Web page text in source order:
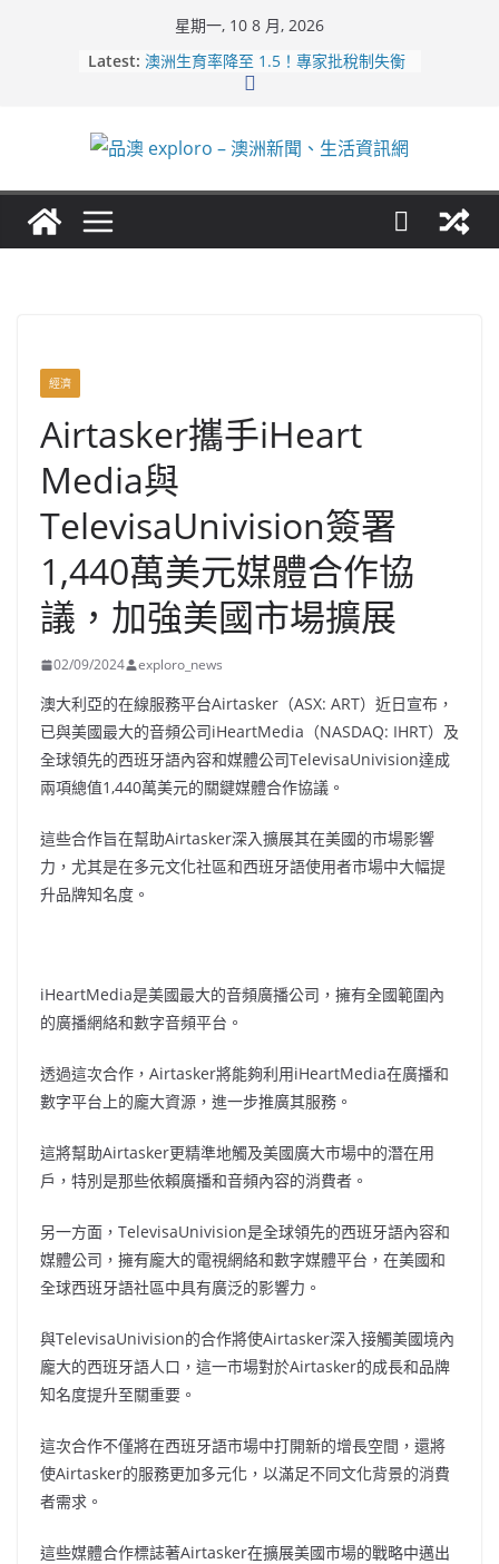
星期一, 10 8 月, 2026
Latest: 澳洲生育率降至 1.5！專家批稅制失衡
倡提高永居移民
維州法院系統遭黑客入侵！本迪戈等區
墨爾本皇家博覽會急研議！H5N1 禽流
維州政策大重塑！新總理卡羅爾祭出教
經濟
Airtasker攜手iHeart
Media與
TelevisaUnivision簽署
1,440萬美元媒體合作協
議，加強美國市場擴展
02/09/2024 exploro_news
澳大利亞的在線服務平台Airtasker（ASX: ART）近日宣布，
已與美國最大的音頻公司iHeartMedia（NASDAQ: IHRT）及
全球領先的西班牙語內容和媒體公司TelevisaUnivision達成
兩項總值1,440萬美元的關鍵媒體合作協議。
這些合作旨在幫助Airtasker深入擴展其在美國的市場影響
力，尤其是在多元文化社區和西班牙語使用者市場中大幅提
升品牌知名度。
iHeartMedia是美國最大的音頻廣播公司，擁有全國範圍內
的廣播網絡和數字音頻平台。
透過這次合作，Airtasker將能夠利用iHeartMedia在廣播和
數字平台上的龐大資源，進一步推廣其服務。
這將幫助Airtasker更精準地觸及美國廣大市場中的潛在用
戶，特別是那些依賴廣播和音頻內容的消費者。
另一方面，TelevisaUnivision是全球領先的西班牙語內容和
媒體公司，擁有龐大的電視網絡和數字媒體平台，在美國和
全球西班牙語社區中具有廣泛的影響力。
與TelevisaUnivision的合作將使Airtasker深入接觸美國境內
龐大的西班牙語人口，這一市場對於Airtasker的成長和品牌
知名度提升至關重要。
這次合作不僅將在西班牙語市場中打開新的增長空間，還將
使Airtasker的服務更加多元化，以滿足不同文化背景的消費
者需求。
這些媒體合作標誌著Airtasker在擴展美國市場的戰略中邁出